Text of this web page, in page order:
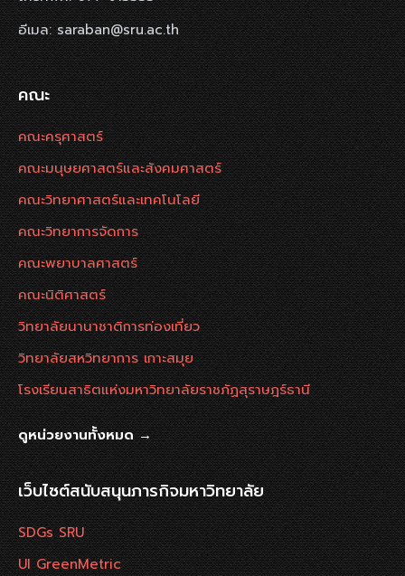
อีเมล: saraban@sru.ac.th
คณะ
คณะครุศาสตร์
คณะมนุษยศาสตร์และสังคมศาสตร์
คณะวิทยาศาสตร์และเทคโนโลยี
คณะวิทยาการจัดการ
คณะพยาบาลศาสตร์
คณะนิติศาสตร์
วิทยาลัยนานาชาติการท่องเที่ยว
วิทยาลัยสหวิทยาการ เกาะสมุย
โรงเรียนสาธิตแห่งมหาวิทยาลัยราชภัฏสุราษฎร์ธานี
ดูหน่วยงานทั้งหมด →
เว็บไซต์สนับสนุนภารกิจมหาวิทยาลัย
SDGs SRU
UI GreenMetric